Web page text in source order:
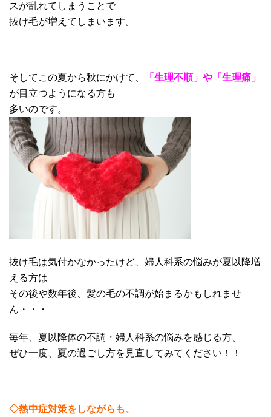
スが乱れてしまうことで
抜け毛が増えてしまいます。
そしてこの夏から秋にかけて、
「生理不順」や「生理痛」
が目立つようになる方も
多いのです。
抜け毛は気付かなかったけど、婦人科系の悩みが夏以降増
える方は
その後や数年後、髪の毛の不調が始まるかもしれませ
ん・・・
毎年、夏以降体の不調・婦人科系の悩みを感じる方、
ぜひ一度、夏の過ごし方を見直してみてください！！
◇熱中症対策をしながらも、